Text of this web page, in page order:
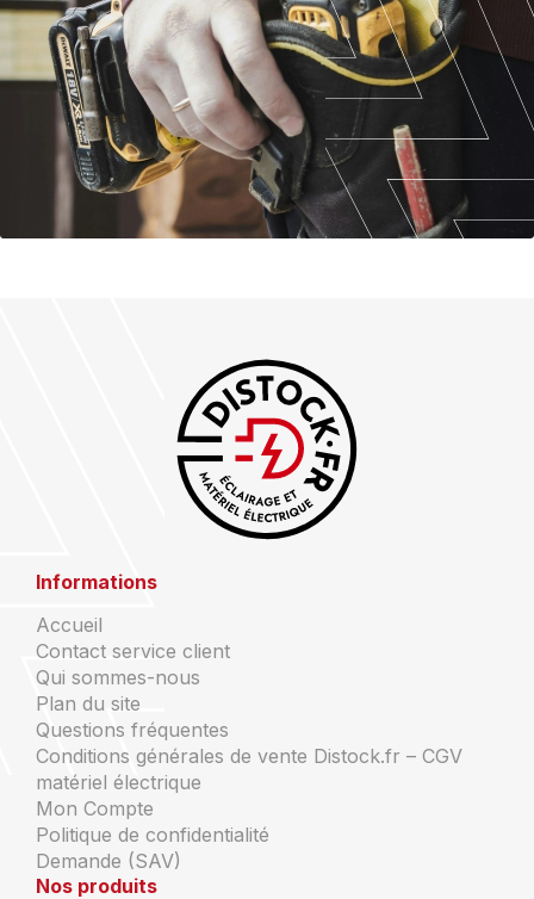
Informations
Accueil
Contact service client
Qui sommes-nous
Plan du site
Questions fréquentes
Conditions générales de vente Distock.fr – CGV
matériel électrique
Mon Compte
Politique de confidentialité
Demande (SAV)
Nos produits